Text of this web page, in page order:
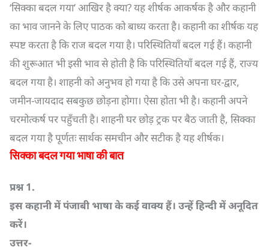
‘सिक्का बदल गया’ आखिर है क्या? यह शीर्षक आकर्षक है और कहानी
का भाव जानने के लिए पाठक को बाध्य करता है। कहानी का शीर्षक यह
स्पष्ट करता है कि राज बदल गया है। परिस्थितियाँ बदल गई हैं। कहानी
की शुरूआत भी इसी भाव से होती है कि परिस्थितियाँ बदल गई हैं, राज्य
बदल गया है। शाहनी को अनुभव हो गया है कि उसे अपना घर-द्वार,
जमीन-जायदाद सबकुछ छोड़ना होगा। ऐसा होता भी है। कहानी अपने
चरमोत्कर्ष पर पहुँचती है। शाहनी घर छोड़ ट्रक पर बैठ जाती है, सिक्का
बदल गया है पूर्णतः सार्थक समचीन और सटीक है यह शीर्षक।
सिक्का बदल गया भाषा की बात
प्रश्न1.
इस कहानी में पंजाबी भाषा के कई वाक्य हैं। उन्हें हिन्दी में अनूदित
करें।
उत्तर-